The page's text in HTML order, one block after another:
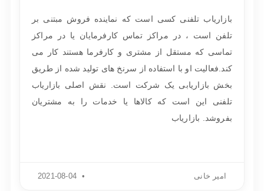
بازاریاب تلفنی کسی است که نماینده فروش مبتنی بر
تلفن است ، در مراکز تماس کارفرمایان یا در مراکز
تماسی که مستقل از مشتری و کارفرما هستند کار می
کند.فعالیت او با استفاده از سرنخ های تولید شده از طریق
بخش بازاریابی یک شرکت است. نقش اصلی بازاریاب
تلفنی این است که کالاها یا خدمات را به مشتریان
بفروشد. بازاریاب
امیر خانی